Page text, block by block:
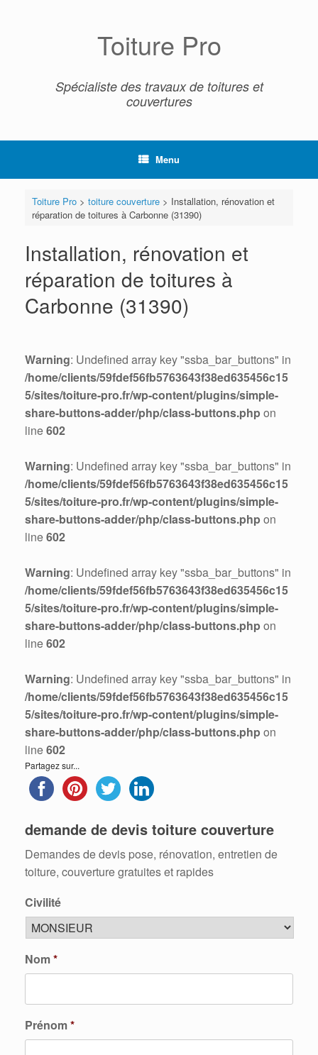
Toiture Pro
Spécialiste des travaux de toitures et
couvertures
Menu
Toiture Pro> toiture couverture> Installation, rénovation et
réparation de toitures à Carbonne (31390)
Installation, rénovation et
réparation de toitures à
Carbonne (31390)
Warning: Undefined array key "ssba_bar_buttons" in
/home/clients/59fdef56fb5763643f38ed635456c15
5/sites/toiture-pro.fr/wp-content/plugins/simple-
share-buttons-adder/php/class-buttons.php on
line602
Warning: Undefined array key "ssba_bar_buttons" in
/home/clients/59fdef56fb5763643f38ed635456c15
5/sites/toiture-pro.fr/wp-content/plugins/simple-
share-buttons-adder/php/class-buttons.php on
line602
Warning: Undefined array key "ssba_bar_buttons" in
/home/clients/59fdef56fb5763643f38ed635456c15
5/sites/toiture-pro.fr/wp-content/plugins/simple-
share-buttons-adder/php/class-buttons.php on
line602
Warning: Undefined array key "ssba_bar_buttons" in
/home/clients/59fdef56fb5763643f38ed635456c15
5/sites/toiture-pro.fr/wp-content/plugins/simple-
share-buttons-adder/php/class-buttons.php on
line602
Partagez sur...
demande de devis toiture couverture
Demandes de devis pose, rénovation, entretien de
toiture, couverture gratuites et rapides
Civilité
Nom*
Prénom*